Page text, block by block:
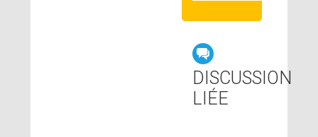
DISCUSSION
LIÉE